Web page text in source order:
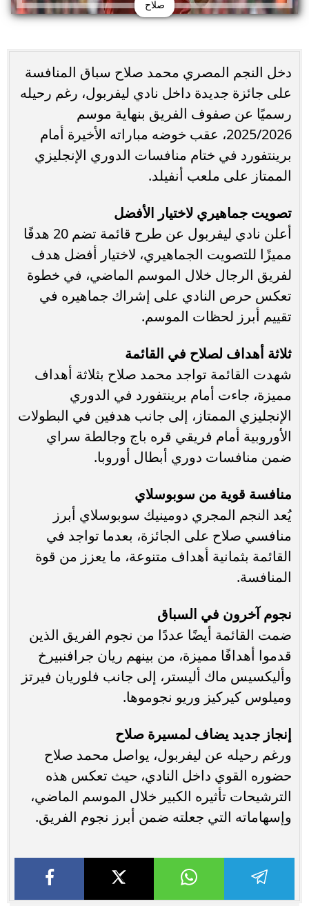
صلاح
دخل النجم المصري محمد صلاح سباق المنافسة
على جائزة جديدة داخل نادي ليفربول، رغم رحيله
رسميًا عن صفوف الفريق بنهاية موسم
2025/2026، عقب خوضه مباراته الأخيرة أمام
برينتفورد في ختام منافسات الدوري الإنجليزي
الممتاز على ملعب أنفيلد.
تصويت جماهيري لاختيار الأفضل
أعلن نادي ليفربول عن طرح قائمة تضم 20 هدفًا
مميزًا للتصويت الجماهيري، لاختيار أفضل هدف
لفريق الرجال خلال الموسم الماضي، في خطوة
تعكس حرص النادي على إشراك جماهيره في
تقييم أبرز لحظات الموسم.
ثلاثة أهداف لصلاح في القائمة
شهدت القائمة تواجد محمد صلاح بثلاثة أهداف
مميزة، جاءت أمام برينتفورد في الدوري
الإنجليزي الممتاز، إلى جانب هدفين في البطولات
الأوروبية أمام فريقي قره باج وجالطة سراي
ضمن منافسات دوري أبطال أوروبا.
منافسة قوية من سوبوسلاي
يُعد النجم المجري دومينيك سوبوسلاي أبرز
منافسي صلاح على الجائزة، بعدما تواجد في
القائمة بثمانية أهداف متنوعة، ما يعزز من قوة
المنافسة.
نجوم آخرون في السباق
ضمت القائمة أيضًا عددًا من نجوم الفريق الذين
قدموا أهدافًا مميزة، من بينهم ريان جرافنبيرخ
وأليكسيس ماك أليستر، إلى جانب فلوريان فيرتز
وميلوس كيركيز وريو نجوموها.
إنجاز جديد يضاف لمسيرة صلاح
ورغم رحيله عن ليفربول، يواصل محمد صلاح
حضوره القوي داخل النادي، حيث تعكس هذه
الترشيحات تأثيره الكبير خلال الموسم الماضي،
وإسهاماته التي جعلته ضمن أبرز نجوم الفريق.